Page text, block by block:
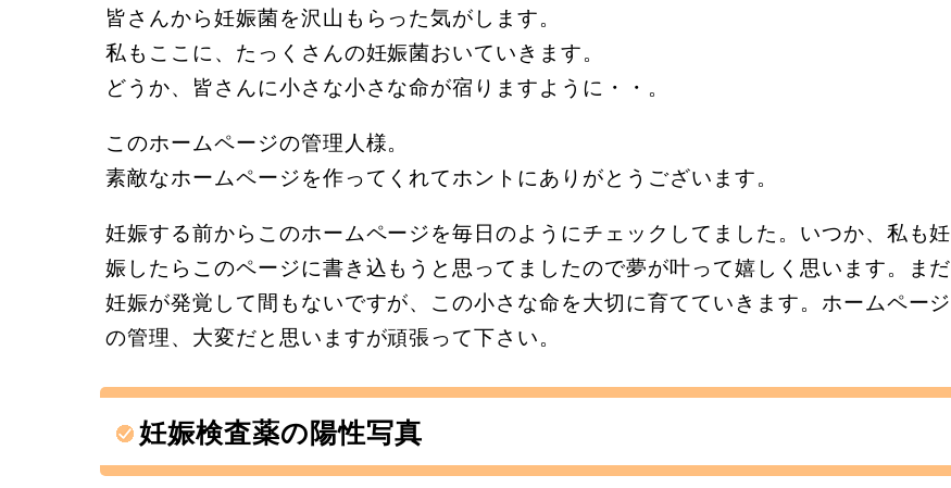
皆さんから妊娠菌を沢山もらった気がします。
私もここに、たっくさんの妊娠菌おいていきます。
どうか、皆さんに小さな小さな命が宿りますように・・。
このホームページの管理人様。
素敵なホームページを作ってくれてホントにありがとうございます。
妊娠する前からこのホームページを毎日のようにチェックしてました。いつか、私も妊
娠したらこのページに書き込もうと思ってましたので夢が叶って嬉しく思います。まだ
妊娠が発覚して間もないですが、この小さな命を大切に育てていきます。ホームページ
の管理、大変だと思いますが頑張って下さい。
妊娠検査薬の陽性写真